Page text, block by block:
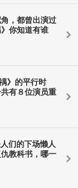
，都曾出演过
你知道有谁
》的平行时
有８位演员重
们的下场懒人
教科书，哪一